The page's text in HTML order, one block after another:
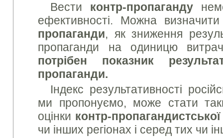
Вести контр-пропаганду
ефективності. Можна
пропаганди, як зниження
пропаганди на одиницю
потрібен показник
пропаганди.
Індекс результативності
ми пропонуємо, може стати
оцінки контр-
чи інших регіонах і серед тих чи